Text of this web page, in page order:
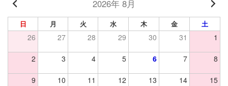
2026年 8月
日 月 火 水 木 金 土
26 27 28 29 30 31 1
2 3 4 5 6 7 8
9 10 11 12 13 14 15